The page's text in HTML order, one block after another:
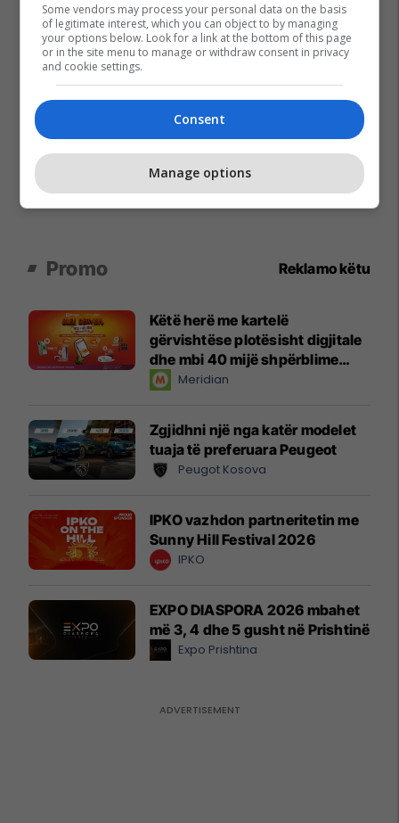
Promo Reklamo këtu
Këtë herë me kartelë
gërvishtëse plotësisht digjitale
dhe mbi 40 mijë shpërblime
instant!Meridian
Zgjidhni një nga katër modelet
tuaja të preferuara Peugeot
Peugot Kosova
IPKO vazhdon partneritetin me
Sunny Hill Festival 2026
IPKO
EXPO DIASPORA 2026 mbahet
më 3, 4 dhe 5 gusht në Prishtinë
Expo Prishtina
Some vendors may process your personal data on the basis
of legitimate interest, which you can object to by managing
your options below. Look for a link at the bottom of this page
or in the site menu to manage or withdraw consent in privacy
and cookie settings.
Consent
Manage options